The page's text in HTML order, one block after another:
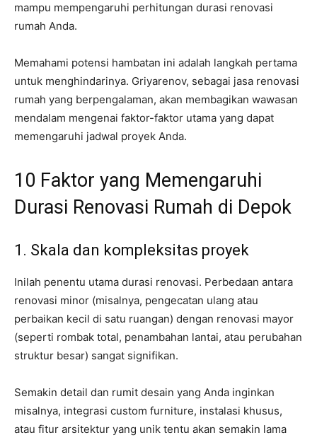
mampu mempengaruhi perhitungan durasi renovasi
rumah Anda.
Memahami potensi hambatan ini adalah langkah pertama
untuk menghindarinya. Griyarenov, sebagai jasa renovasi
rumah yang berpengalaman, akan membagikan wawasan
mendalam mengenai faktor-faktor utama yang dapat
memengaruhi jadwal proyek Anda.
10 Faktor yang Memengaruhi
Durasi Renovasi Rumah di Depok
1. Skala dan kompleksitas proyek
Inilah penentu utama durasi renovasi. Perbedaan antara
renovasi minor (misalnya, pengecatan ulang atau
perbaikan kecil di satu ruangan) dengan renovasi mayor
(seperti rombak total, penambahan lantai, atau perubahan
struktur besar) sangat signifikan.
Semakin detail dan rumit desain yang Anda inginkan
misalnya, integrasi custom furniture, instalasi khusus,
atau fitur arsitektur yang unik tentu akan semakin lama